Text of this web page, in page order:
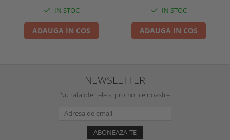
IN STOC
ADAUGA IN COS
IN STOC
ADAUGA IN COS
NEWSLETTER
Nu rata ofertele si promotiile noastre